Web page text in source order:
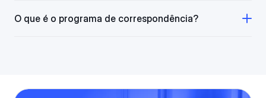
O que é o programa de correspondência?